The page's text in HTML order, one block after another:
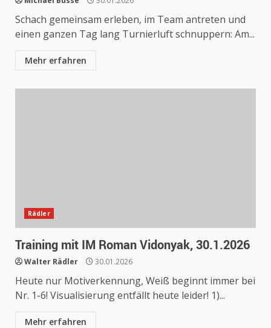
Schach gemeinsam erleben, im Team antreten und
einen ganzen Tag lang Turnierluft schnuppern: Am...
Mehr erfahren
Rädler
Training mit IM Roman Vidonyak, 30.1.2026
Walter Rädler 30.01.2026
Heute nur Motiverkennung, Weiß beginnt immer bei
Nr. 1-6! Visualisierung entfällt heute leider! 1)...
Mehr erfahren